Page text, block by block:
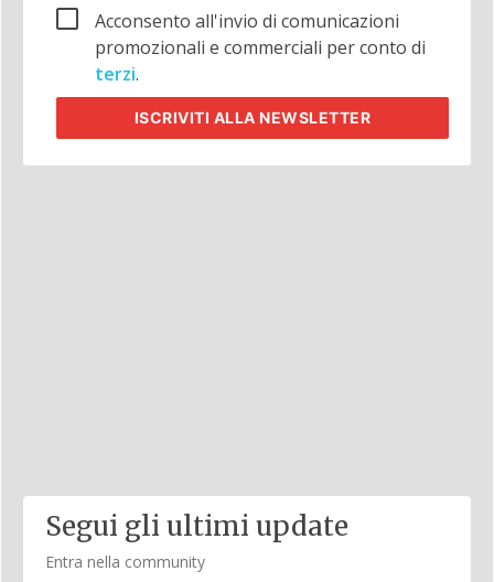
Acconsento all'invio di comunicazioni
promozionali e commerciali per conto di
terzi.
ISCRIVITI ALLA NEWSLETTER
Segui gli ultimi update
Entra nella community